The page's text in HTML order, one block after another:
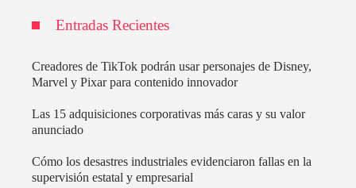
Entradas Recientes
Creadores de TikTok podrán usar personajes de Disney,
Marvel y Pixar para contenido innovador
Las 15 adquisiciones corporativas más caras y su valor
anunciado
Cómo los desastres industriales evidenciaron fallas en la
supervisión estatal y empresarial